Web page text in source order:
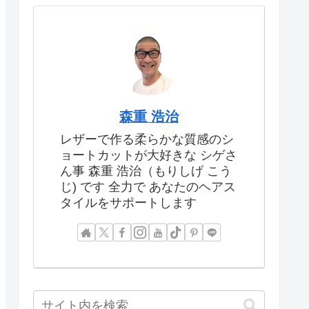
森重 浩治
レザーで作る柔らかな質感のシ
ョートカットが大好きな シゲさ
ん事 森重 浩治（もりしげ こう
じ) です 全力で あなたのヘアス
タイルをサポートします